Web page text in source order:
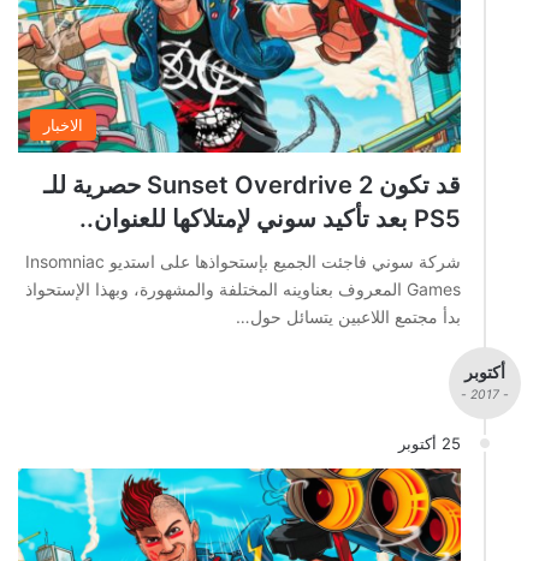
الاخبار
قد تكون Sunset Overdrive 2 حصرية للـ
PS5 بعد تأكيد سوني لإمتلاكها للعنوان..
شركة سوني فاجئت الجميع بإستحواذها على استديو Insomniac
Games المعروف بعناوينه المختلفة والمشهورة، وبهذا الإستحواذ
بدأ مجتمع اللاعبين يتسائل حول…
أكتوبر
- 2017 -
25 أكتوبر